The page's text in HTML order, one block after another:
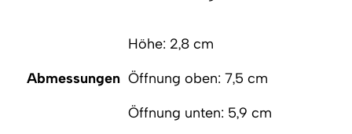
Abmessungen
Höhe: 2,8 cm
Öffnung oben: 7,5 cm
Öffnung unten: 5,9 cm